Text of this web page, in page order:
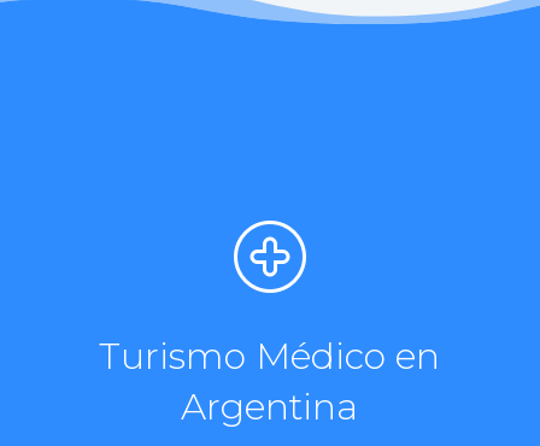
Turismo Médico en
Argentina